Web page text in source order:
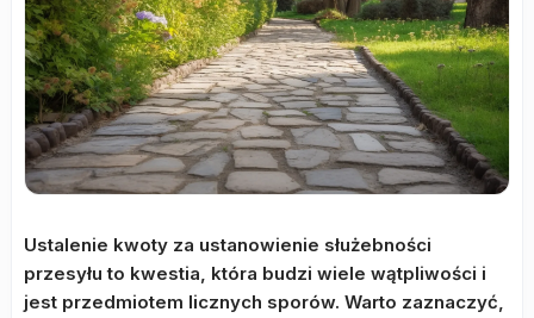
Ustalenie kwoty za ustanowienie służebności
przesyłu to kwestia, która budzi wiele wątpliwości i
jest przedmiotem licznych sporów. Warto zaznaczyć,